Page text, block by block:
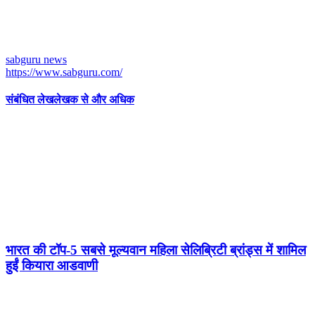
sabguru news
https://www.sabguru.com/
संबंधित लेखलेखक से और अधिक
भारत की टॉप-5 सबसे मूल्यवान महिला सेलिब्रिटी ब्रांड्स में शामिल
हुईं कियारा आडवाणी